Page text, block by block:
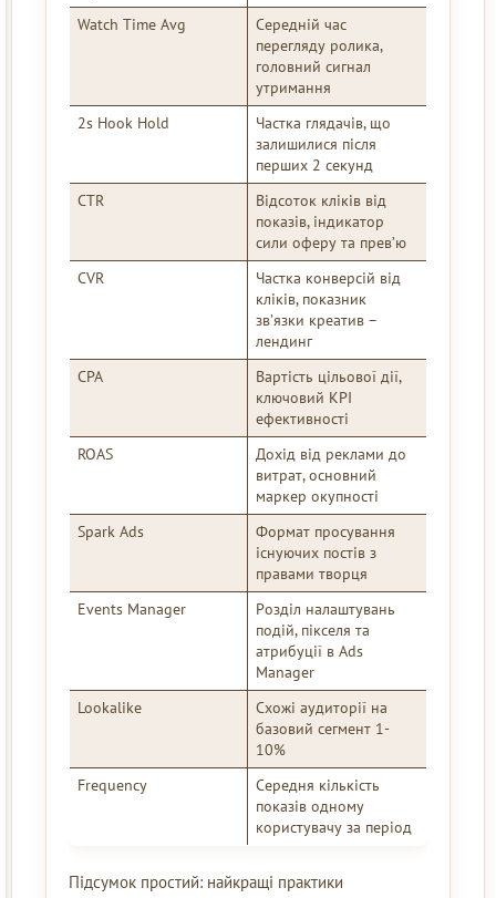
Watch Time Avg
Середній час
перегляду ролика,
головний сигнал
утримання
2s Hook Hold
Частка глядачів, що
залишилися після
перших 2 секунд
CTR
Відсоток кліків від
показів, індикатор
сили оферу та прев’ю
CVR
Частка конверсій від
кліків, показник
зв’язки креатив –
лендинг
CPA
Вартість цільової дії,
ключовий KPI
ефективності
ROAS
Дохід від реклами до
витрат, основний
маркер окупності
Spark Ads
Формат просування
існуючих постів з
правами творця
Events Manager
Розділ налаштувань
подій, пікселя та
атрибуції в Ads
Manager
Lookalike
Схожі аудиторії на
базовий сегмент 1-
10%
Frequency
Середня кількість
показів одному
користувачу за період
Підсумок простий: найкращі практики